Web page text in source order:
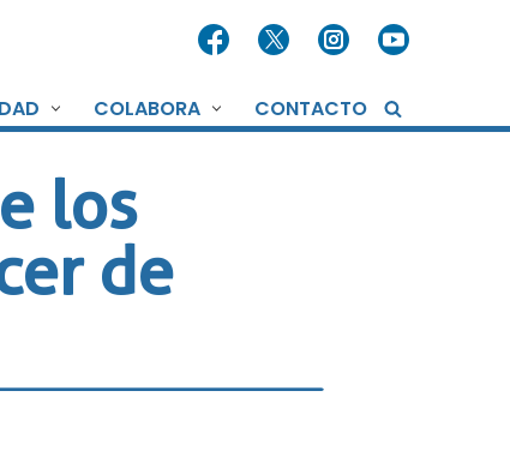
COLABORA CONTACTO
los
de